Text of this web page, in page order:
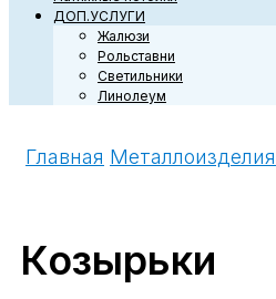
ДОП.УСЛУГИ
Жалюзи
Рольставни
Светильники
Линолеум
Главная Металлоизделия
Козырьки